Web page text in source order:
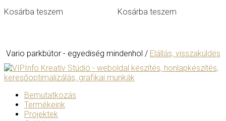
Kosárba teszem Kosárba teszem
Vario parkbútor - egyediség mindenhol / Elállás, visszaküldés
Bemutatkozás
Termékeink
Projektek